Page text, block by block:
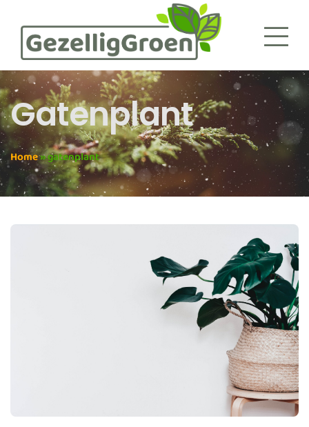
Gatenplant
Home»gatenplant